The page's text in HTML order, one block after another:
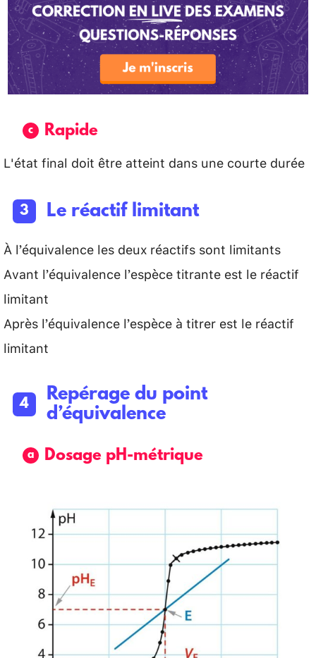
Rapide
L'état final doit être atteint dans une courte durée
Le réactif limitant
À l’équivalence les deux réactifs sont limitants
Avant l’équivalence l’espèce titrante est le réactif
limitant
Après l’équivalence l’espèce à titrer est le réactif
limitant
Repérage du point
d’équivalence
Dosage pH-métrique